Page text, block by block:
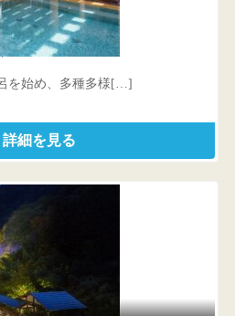
803
を始め、多種多様[…]
詳細を見る